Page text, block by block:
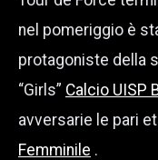
nel pomeriggio è
protagoniste della
“Girls” Calcio UISP
avversarie le pari
Femminile .